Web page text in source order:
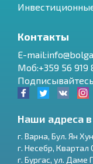
Контакты
E-
Моб:+359 56 919
Наши адреса
г. Варна, Бул. Ян
г. Несебр, Квартал
г. Бургас, ул. Даме